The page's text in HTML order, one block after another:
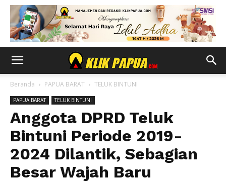
Beranda PAPUA BARAT TELUK BINTUNI
PAPUA BARAT TELUK BINTUNI
Anggota DPRD Teluk
Bintuni Periode 2019-
2024 Dilantik, Sebagian
Besar Wajah Baru